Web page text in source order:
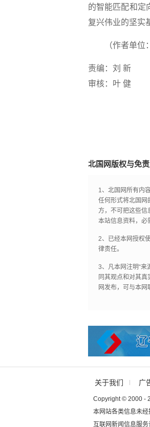
的智能匹配和定
复兴伟业的坚实
（作者单位：
责编：刘 新
审核：叶 健
北国网版权与免责
1、北国网所有内
任何形式将北国网
方，不可把这些信
本站信息资料，必
2、已经本网授权
律责任。
3、凡本网注明“来
同其观点和对其
网发布，可与本网
关于我们 广
Copyright © 2000 -
本网站各类信息未
互联网新闻信息服